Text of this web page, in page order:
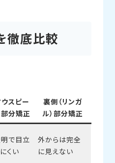
徹底比較
スピー
分矯正
裏側（リンガ
ル）部分矯正
で目立
くい
外からは完全
に見えない